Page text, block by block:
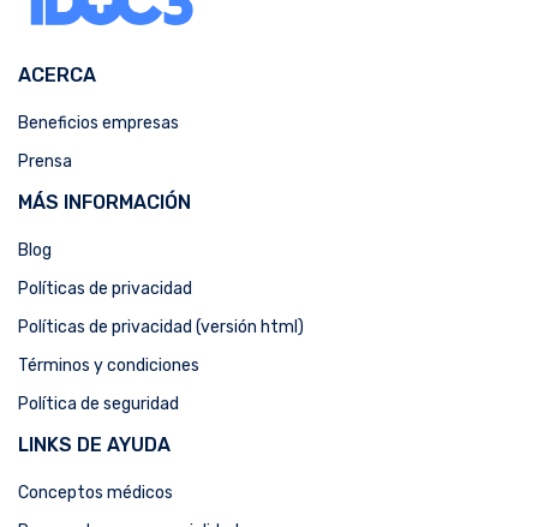
ACERCA
Beneficios empresas
Prensa
MÁS INFORMACIÓN
Blog
Políticas de privacidad
Políticas de privacidad (versión html)
Términos y condiciones
Política de seguridad
LINKS DE AYUDA
Conceptos médicos